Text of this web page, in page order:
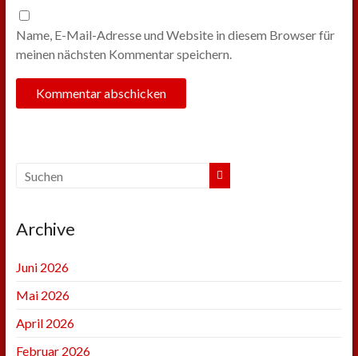
Name, E-Mail-Adresse und Website in diesem Browser für
meinen nächsten Kommentar speichern.
Archive
Juni 2026
Mai 2026
April 2026
Februar 2026